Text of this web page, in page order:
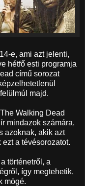
e, ami azt jelenti,
hétfő esti programja
című sorozat
majd.
Walking Dead
mindazok számára,
azoknak, akik azt
a tévésorozatot.
történetről, a
így megtehetik,
mögé.